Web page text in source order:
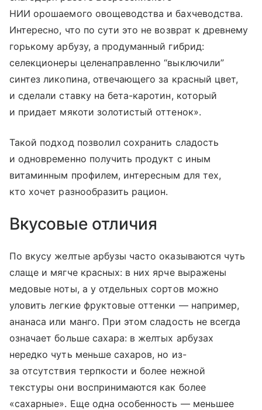
НИИ орошаемого овощеводства и бахчеводства.
Интересно, что по сути это не возврат к древнему
горькому арбузу, а продуманный гибрид:
селекционеры целенаправленно “выключили”
синтез ликопина, отвечающего за красный цвет,
и сделали ставку на бета-каротин, который
и придает мякоти золотистый оттенок».
Такой подход позволил сохранить сладость
и одновременно получить продукт с иным
витаминным профилем, интересным для тех,
кто хочет разнообразить рацион.
Вкусовые отличия
По вкусу желтые арбузы часто оказываются чуть
слаще и мягче красных: в них ярче выражены
медовые ноты, а у отдельных сортов можно
уловить легкие фруктовые оттенки — например,
ананаса или манго. При этом сладость не всегда
означает больше сахара: в желтых арбузах
нередко чуть меньше сахаров, но из-
за отсутствия терпкости и более нежной
текстуры они воспринимаются как более
«сахарные». Еще одна особенность — меньшее